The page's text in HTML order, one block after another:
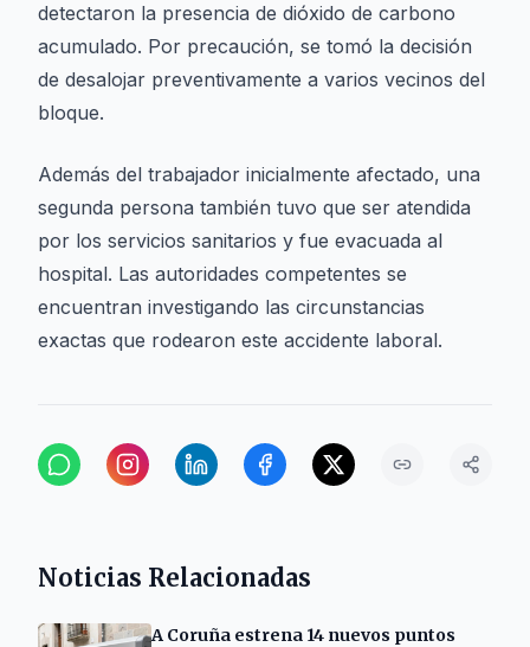
detectaron la presencia de dióxido de carbono
acumulado. Por precaución, se tomó la decisión
de desalojar preventivamente a varios vecinos del
bloque.
Además del trabajador inicialmente afectado, una
segunda persona también tuvo que ser atendida
por los servicios sanitarios y fue evacuada al
hospital. Las autoridades competentes se
encuentran investigando las circunstancias
exactas que rodearon este accidente laboral.
Noticias Relacionadas
A Coruña estrena 14 nuevos puntos